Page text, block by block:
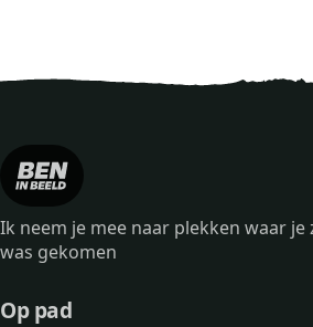
Ik neem je mee naar plekken waar
was gekomen
Op pad